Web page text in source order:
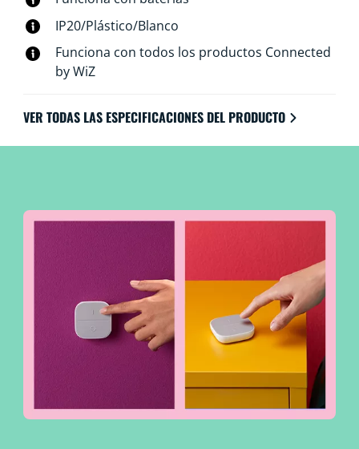
IP20/Plástico/Blanco
Funciona con todos los productos Connected
by WiZ
VER TODAS LAS ESPECIFICACIONES DEL PRODUCTO